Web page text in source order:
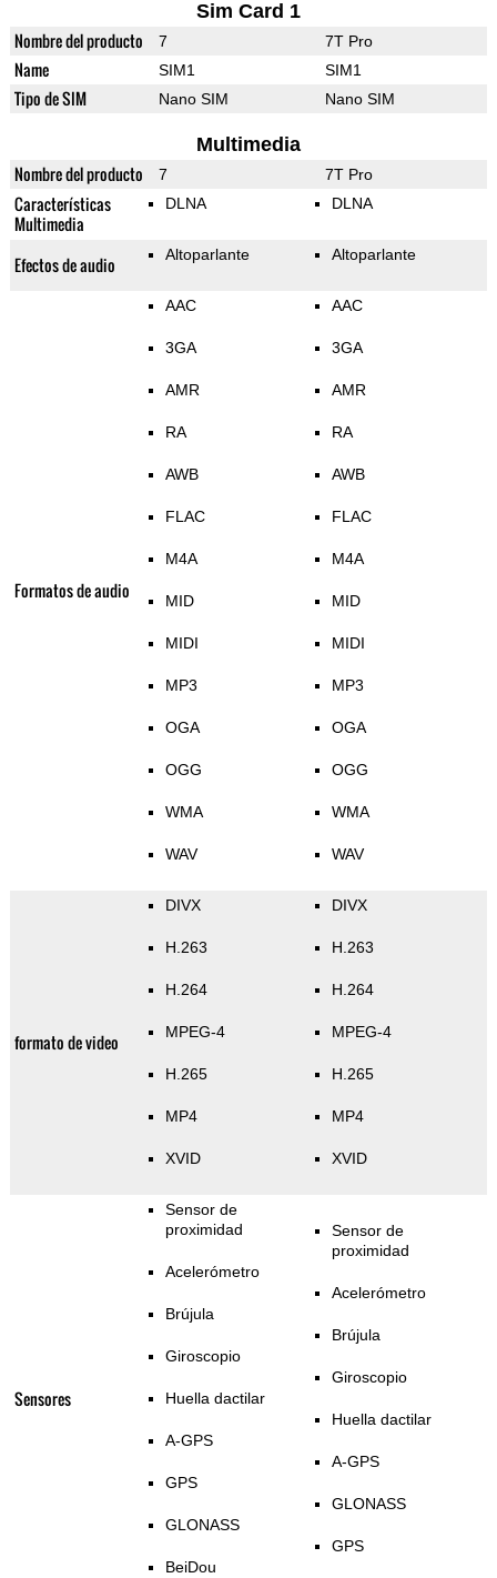
Sim Card 1
Nombre del producto 7 7T Pro
Name SIM1 SIM1
Tipo de SIM Nano SIM Nano SIM
Multimedia
Nombre del producto 7 7T Pro
Características
Multimedia
DLNA DLNA
Efectos de audio Altoparlante Altoparlante
Formatos de audio
AAC
3GA
AMR
RA
AWB
FLAC
M4A
MID
MIDI
MP3
OGA
OGG
WMA
WAV
AAC
3GA
AMR
RA
AWB
FLAC
M4A
MID
MIDI
MP3
OGA
OGG
WMA
WAV
formato de video
DIVX
H.263
H.264
MPEG-4
H.265
MP4
XVID
DIVX
H.263
H.264
MPEG-4
H.265
MP4
XVID
Sensores
Sensor de
proximidad
Acelerómetro
Brújula
Giroscopio
Huella dactilar
A-GPS
GPS
GLONASS
BeiDou
Sensor de
proximidad
Acelerómetro
Brújula
Giroscopio
Huella dactilar
A-GPS
GLONASS
GPS